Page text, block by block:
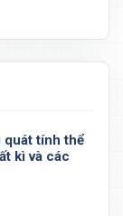
quát tính thể
kì và các